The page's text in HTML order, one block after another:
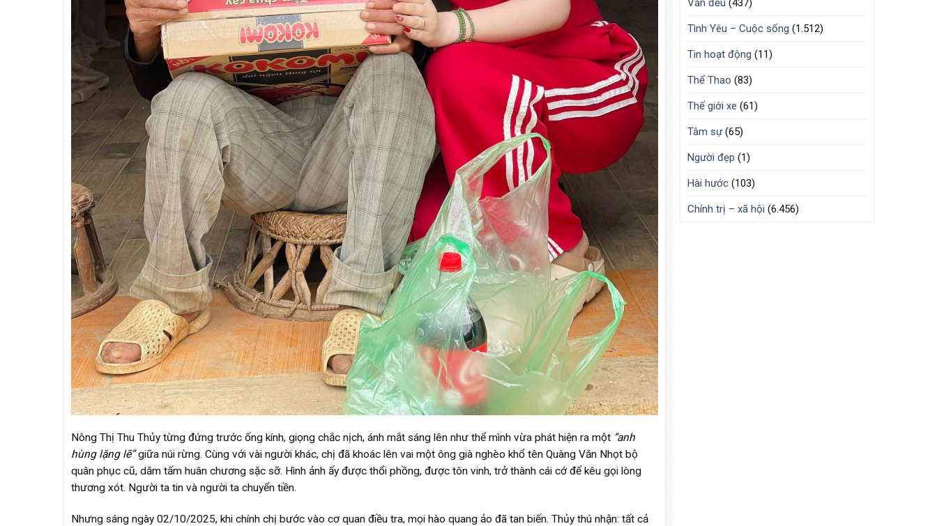
Nông Thị Thu Thủy từng đứng trước ống kính, giọng chắc nịch, ánh mắt sáng lên như thể mình vừa phát hiện ra một “anh
hùng lặng lẽ”giữa núi rừng. Cùng với vài người khác, chị đã khoác lên vai một ông già nghèo khổ tên Quàng Văn Nhọt bộ
quân phục cũ, dăm tấm huân chương sặc sỡ. Hình ảnh ấy được thổi phồng, được tôn vinh, trở thành cái cớ để kêu gọi lòng
thương xót. Người ta tin và người ta chuyển tiền.
Nhưng sáng ngày 02/10/2025, khi chính chị bước vào cơ quan điều tra, mọi hào quang ảo đã tan biến. Thủy thú nhận: tất cả
Văn đểu (437)
Tình Yêu – Cuộc sống (1.512)
Tin hoạt động (11)
Thể Thao (83)
Thế giới xe (61)
Tâm sự(65)
Người đẹp (1)
Hài hước (103)
Chính trị – xã hội (6.456)